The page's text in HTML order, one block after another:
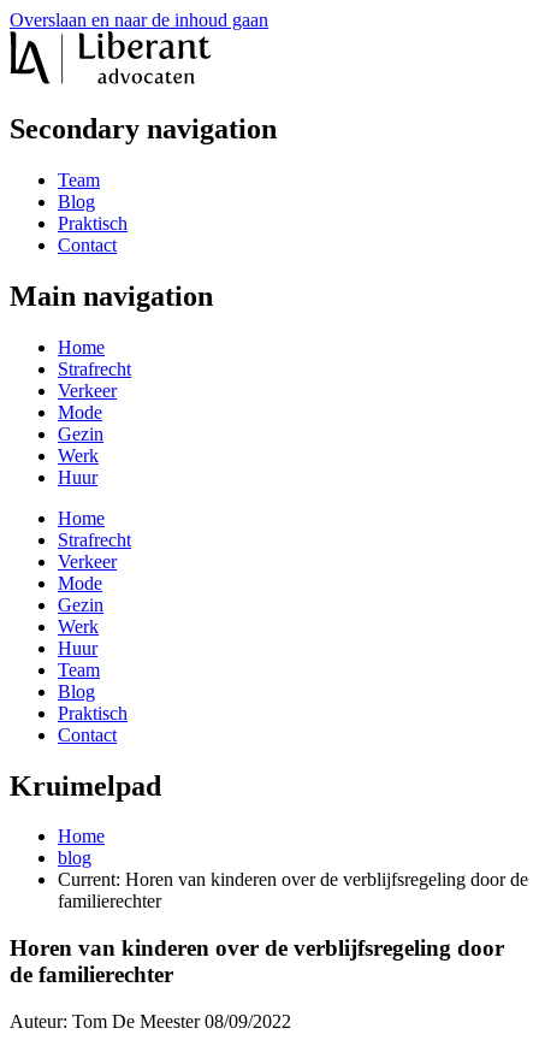
Overslaan en naar de inhoud gaan
Secondary navigation
Team
Blog
Praktisch
Contact
Main navigation
Home
Strafrecht
Verkeer
Mode
Gezin
Werk
Huur
Home
Strafrecht
Verkeer
Mode
Gezin
Werk
Huur
Team
Blog
Praktisch
Contact
Kruimelpad
Home
blog
Current: Horen van kinderen over de verblijfsregeling door de
familierechter
Horen van kinderen over de verblijfsregeling door
de familierechter
Auteur: Tom De Meester 08/09/2022